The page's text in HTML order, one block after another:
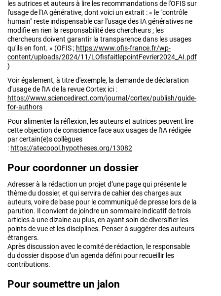
les autrices et auteurs à lire les recommandations de l'OFIS sur
l'usage de l'IA générative, dont voici un extrait : « le "contrôle
humain" reste indispensable car l'usage des IA génératives ne
modifie en rien la responsabilité des chercheurs ; les
chercheurs doivent garantir la transparence dans les usages
qu'ils en font. » (OFIS ; https://www.ofis-france.fr/wp-
content/uploads/2024/11/LOfisfaitlepointFevrier2024_AI.pdf
)
Voir également, à titre d'exemple, la demande de déclaration
d'usage de l'IA de la revue Cortex ici :
https://www.sciencedirect.com/journal/cortex/publish/guide-
for-authors
Pour alimenter la réflexion, les auteurs et autrices peuvent lire
cette objection de conscience face aux usages de l'IA rédigée
par certain(e)s collègues
: https://atecopol.hypotheses.org/13082
Pour coordonner un dossier
Adresser à la rédaction un projet d’une page qui présente le
thème du dossier, et qui servira de cahier des charges aux
auteurs, voire de base pour le communiqué de presse lors de la
parution. Il convient de joindre un sommaire indicatif de trois
articles à une dizaine au plus, en ayant soin de diversifier les
points de vue et les disciplines. Penser à suggérer des auteurs
étrangers.
Après discussion avec le comité de rédaction, le responsable
du dossier dispose d’un agenda défini pour recueillir les
contributions.
Pour soumettre un jalon